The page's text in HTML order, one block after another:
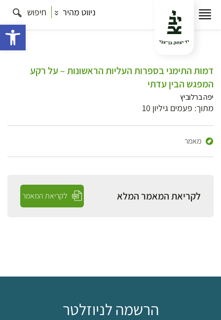
ניווט מהיר חיפוש
דמות התימני בספרות העליות הראשונות – על רקע
המפגש הבין עדתי
יפה ברלוביץ
מתוך: פעמים גיליון 10
מאמר
לקריאת המאמר המלא לקריאת המאמר
הרשמה לניוזלטר